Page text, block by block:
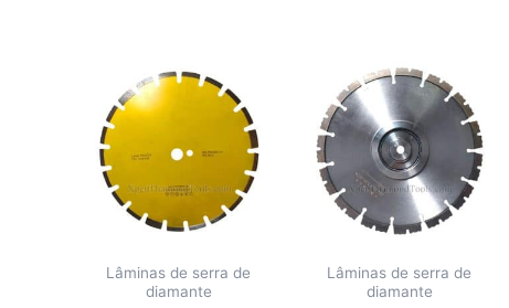
Lâminas de serra de
diamante
Lâminas de serra de
diamante